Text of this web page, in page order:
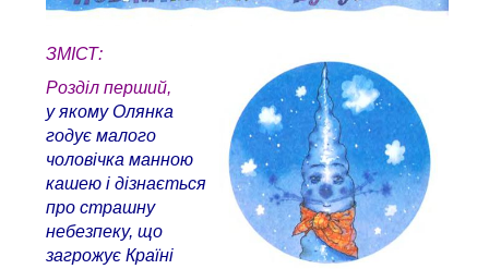
ЗМІСТ:
Розділ перший,
у якому Олянка
годує малого
чоловічка манною
кашею і дізнається
про страшну
небезпеку, що
загрожує Країні